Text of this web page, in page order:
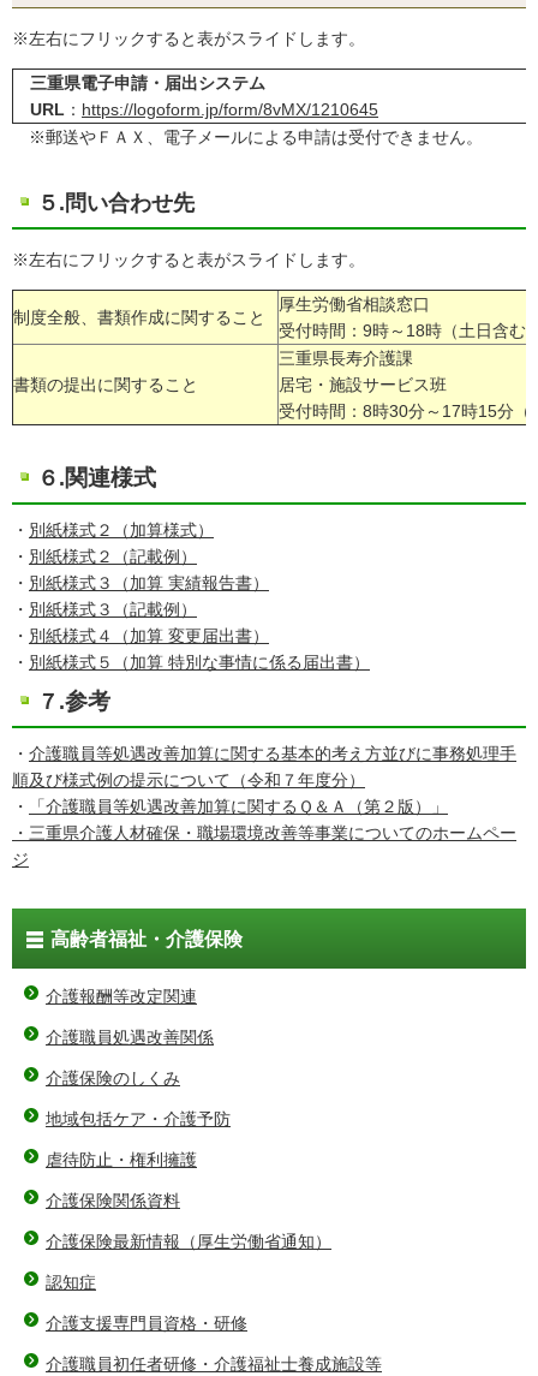
※左右にフリックすると表がスライドします。
三重県電子申請・届出システム
URL ： https://logoform.jp/form/8vMX/1210645
※郵送やＦＡＸ、電子メールによる申請は受付できません。
５.問い合わせ先
※左右にフリックすると表がスライドします。
制度全般、書類作成に関すること
厚生労働省相談窓口
受付時間：9時～18時（土日含む
書類の提出に関すること
三重県長寿介護課
居宅・施設サービス班
受付時間：8時30分～17時15分（
６.関連様式
・ 別紙様式２（加算様式）
・ 別紙様式２（記載例）
・ 別紙様式３（加算 実績報告書）
・ 別紙様式３（記載例）
・ 別紙様式４（加算 変更届出書）
・ 別紙様式５（加算 特別な事情に係る届出書）
７.参考
・ 介護職員等処遇改善加算に関する基本的考え方並びに事務処理手
順及び様式例の提示について（令和７年度分）
・
「介護職員等処遇改善加算に関するＱ＆Ａ（第２版）」
・三重県介護人材確保・職場環境改善等事業についてのホームペー
ジ
高齢者福祉・介護保険
介護報酬等改定関連
介護職員処遇改善関係
介護保険のしくみ
地域包括ケア・介護予防
虐待防止・権利擁護
介護保険関係資料
介護保険最新情報（厚生労働省通知）
認知症
介護支援専門員資格・研修
介護職員初任者研修・介護福祉士養成施設等